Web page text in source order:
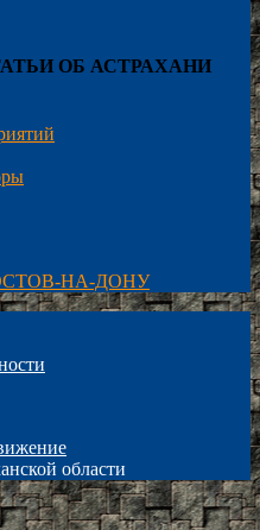
ОБ АСТРАХАНИ
НА-ДОНУ
области